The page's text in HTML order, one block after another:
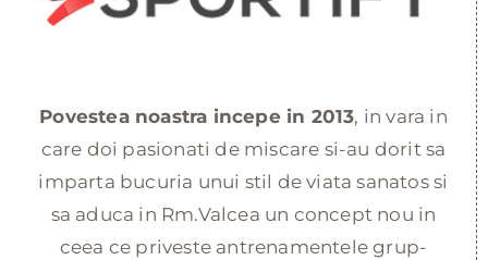
Povestea noastra incepe in 2013, in vara in
care doi pasionati de miscare si-au dorit sa
imparta bucuria unui stil de viata sanatos si
sa aduca in Rm.Valcea un concept nou in
ceea ce priveste antrenamentele grup-